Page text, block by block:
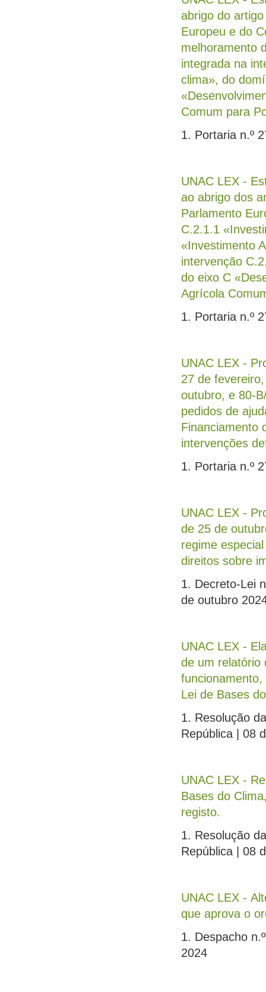
abrigo do
Europeu e do
melhoramento
integrada na
clima», do
Comum para
1. Portaria n.º
UNAC LEX -
ao abrigo dos
Parlamento
C.2.1.1
«Investimento
intervenção
do eixo C
Agrícola
1. Portaria n.º
UNAC LEX -
27 de
outubro, e 80-
pedidos de
Financiamento
intervenções
1. Portaria n.º
UNAC LEX -
de 25 de
regime
direitos sobre
1. Decreto-Lei
de outubro
UNAC LEX -
de um relatório
Lei de Bases
1. Resolução
República | 08
UNAC LEX -
Bases do
registo.
1. Resolução
República | 08
UNAC LEX -
que aprova o
1. Despacho
2024